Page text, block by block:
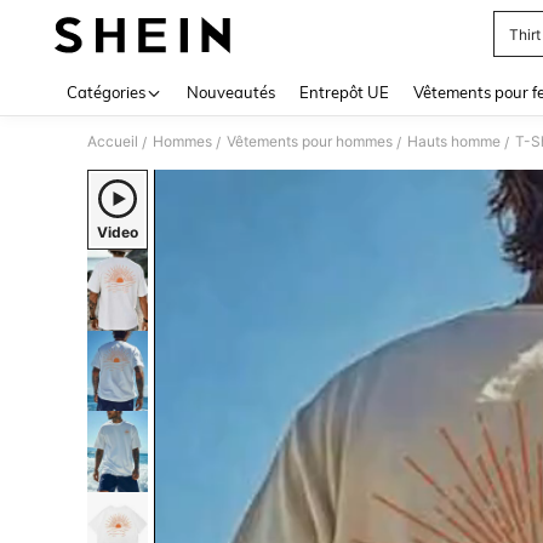
Thirt
Catégories Nouveautés Entrepôt UE Vêtements pour
Accueil / Hommes / Vêtements pour hommes / Hauts homme / T-
Video